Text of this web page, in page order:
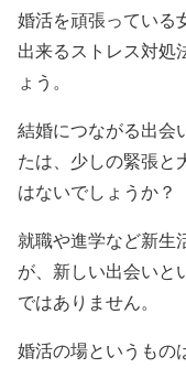
婚活を頑張っている
出来るストレス対処
ょう。
結婚につながる出会
たは、少しの緊張と
はないでしょうか？
就職や進学など新生
が、新しい出会いと
ではありません。
婚活の場というもの